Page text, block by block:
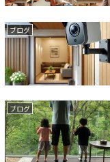
ブログ
ブログ